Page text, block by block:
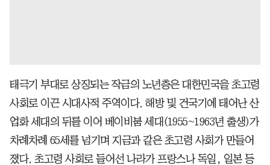
태극기 부대로 상징되는 작금의 노년층은 대한민국을 초고령
사회로 이끈 시대사적 주역이다. 해방 및 건국기에 태어난 산
업화 세대의 뒤를 이어 베이비붐 세대(1955~1963년 출생)가
차례차례 65세를 넘기며 지금과 같은 초고령 사회가 만들어
졌다. 초고령 사회로 들어선 나라가 프랑스나 독일, 일본 등